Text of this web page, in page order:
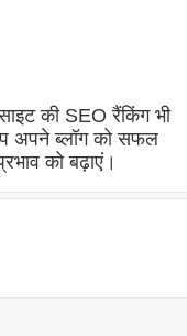
की SEO रैंकिंग भी
अपने ब्लॉग को सफल
को बढ़ाएं।